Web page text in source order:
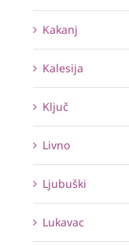
Kakanj
Kalesija
Ključ
Livno
Ljubuški
Lukavac